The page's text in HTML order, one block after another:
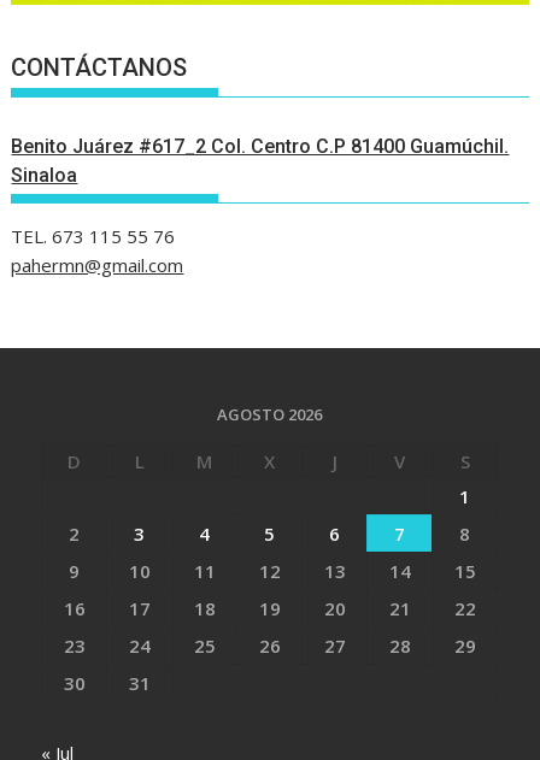
CONTÁCTANOS
Benito Juárez #617_2 Col. Centro C.P 81400 Guamúchil.
Sinaloa
TEL. 673 115 55 76
pahermn@gmail.com
AGOSTO 2026
D L M X J V
S
1
2
3 4 5 6 7
8
9
10 11 12 13 14
15
16
17 18 19 20 21
22
23
24 25 26 27 28
29
30
31
« Jul